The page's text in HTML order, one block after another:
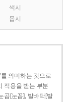
색시
몹시
를 의미하는 것으로
적용을 받는 부분
곱[눈꼽], 발바닥[발